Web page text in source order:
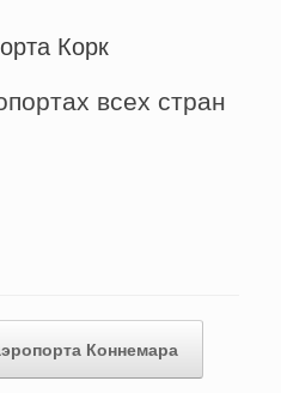
Корк
всех стран
Коннемара